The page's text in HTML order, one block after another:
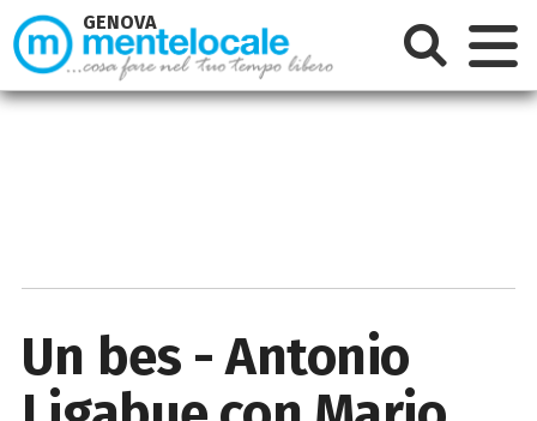
Un bes - Antonio
GENOVA